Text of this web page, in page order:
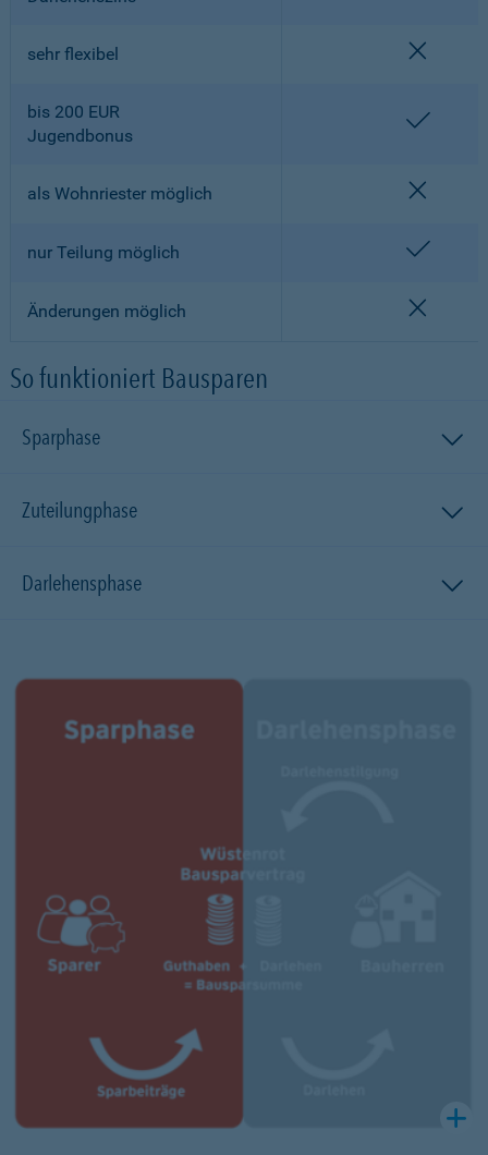
sehr flexibel
bis 200 EUR
Jugendbonus
als Wohnriester möglich
nur Teilung möglich
Änderungen möglich
So funktioniert Bausparen
Sparphase
Zuteilungphase
Darlehensphase